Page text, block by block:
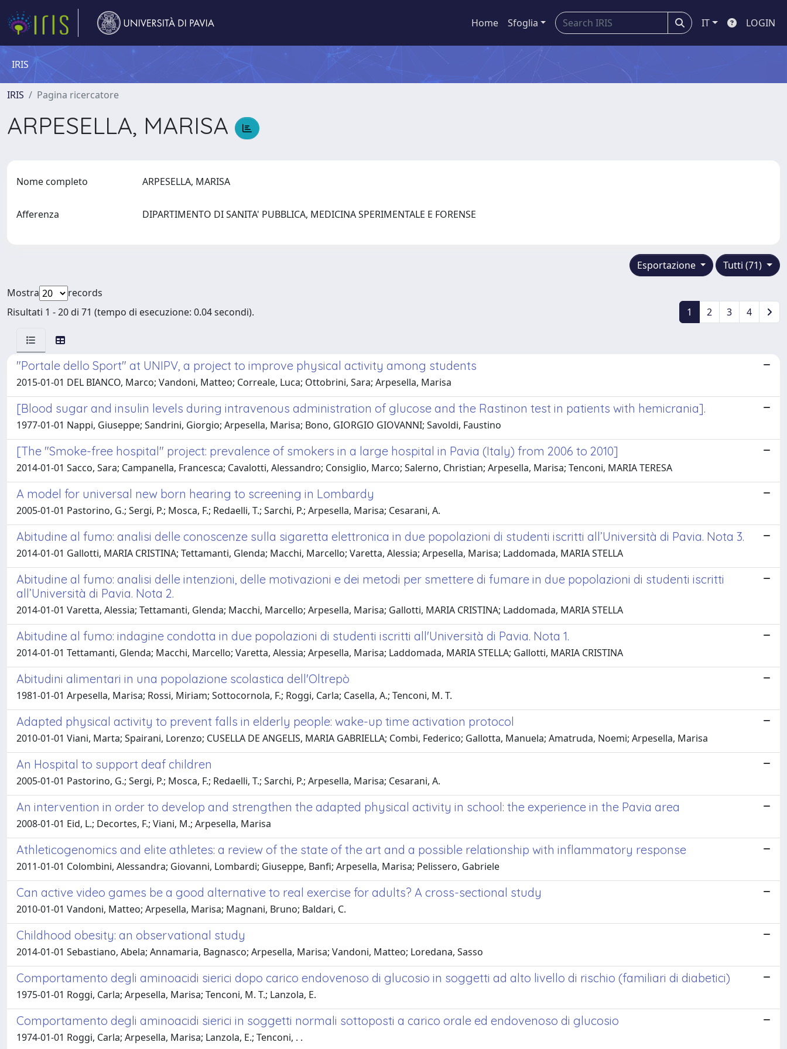
Home Sfoglia IT LOGIN
IRIS
IRIS Pagina ricercatore
ARPESELLA, MARISA
Nome completo ARPESELLA, MARISA
Afferenza DIPARTIMENTO DI SANITA' PUBBLICA, MEDICINA SPERIMENTALE E FORENSE
Tutti (71)
Esportazione
Mostra
records
Risultati 1 - 20 di 71 (tempo di esecuzione: 0.04 secondi).
1 2 3 4
"Portale dello Sport" at UNIPV, a project to improve physical activity among students
2015-01-01 DEL BIANCO, Marco; Vandoni, Matteo; Correale, Luca; Ottobrini, Sara; Arpesella, Marisa
[Blood sugar and insulin levels during intravenous administration of glucose and the Rastinon test in patients with hemicrania].
1977-01-01 Nappi, Giuseppe; Sandrini, Giorgio; Arpesella, Marisa; Bono, GIORGIO GIOVANNI; Savoldi, Faustino
[The "Smoke-free hospital" project: prevalence of smokers in a large hospital in Pavia (Italy) from 2006 to 2010]
2014-01-01 Sacco, Sara; Campanella, Francesca; Cavalotti, Alessandro; Consiglio, Marco; Salerno, Christian; Arpesella, Marisa; Tenconi, MARIA TERESA
A model for universal new born hearing to screening in Lombardy
2005-01-01 Pastorino, G.; Sergi, P.; Mosca, F.; Redaelli, T.; Sarchi, P.; Arpesella, Marisa; Cesarani, A.
Abitudine al fumo: analisi delle conoscenze sulla sigaretta elettronica in due popolazioni di studenti iscritti all’Università di Pavia. Nota 3.
2014-01-01 Gallotti, MARIA CRISTINA; Tettamanti, Glenda; Macchi, Marcello; Varetta, Alessia; Arpesella, Marisa; Laddomada, MARIA STELLA
Abitudine al fumo: analisi delle intenzioni, delle motivazioni e dei metodi per smettere di fumare in due popolazioni di studenti iscritti
all’Università di Pavia. Nota 2.
2014-01-01 Varetta, Alessia; Tettamanti, Glenda; Macchi, Marcello; Arpesella, Marisa; Gallotti, MARIA CRISTINA; Laddomada, MARIA STELLA
Abitudine al fumo: indagine condotta in due popolazioni di studenti iscritti all'Università di Pavia. Nota 1.
2014-01-01 Tettamanti, Glenda; Macchi, Marcello; Varetta, Alessia; Arpesella, Marisa; Laddomada, MARIA STELLA; Gallotti, MARIA CRISTINA
Abitudini alimentari in una popolazione scolastica dell'Oltrepò
1981-01-01 Arpesella, Marisa; Rossi, Miriam; Sottocornola, F.; Roggi, Carla; Casella, A.; Tenconi, M. T.
Adapted physical activity to prevent falls in elderly people: wake-up time activation protocol
2010-01-01 Viani, Marta; Spairani, Lorenzo; CUSELLA DE ANGELIS, MARIA GABRIELLA; Combi, Federico; Gallotta, Manuela; Amatruda, Noemi; Arpesella, Marisa
An Hospital to support deaf children
2005-01-01 Pastorino, G.; Sergi, P.; Mosca, F.; Redaelli, T.; Sarchi, P.; Arpesella, Marisa; Cesarani, A.
An intervention in order to develop and strengthen the adapted physical activity in school: the experience in the Pavia area
2008-01-01 Eid, L.; Decortes, F.; Viani, M.; Arpesella, Marisa
Athleticogenomics and elite athletes: a review of the state of the art and a possible relationship with inflammatory response
2011-01-01 Colombini, Alessandra; Giovanni, Lombardi; Giuseppe, Banfi; Arpesella, Marisa; Pelissero, Gabriele
Can active video games be a good alternative to real exercise for adults? A cross-sectional study
2010-01-01 Vandoni, Matteo; Arpesella, Marisa; Magnani, Bruno; Baldari, C.
Childhood obesity: an observational study
2014-01-01 Sebastiano, Abela; Annamaria, Bagnasco; Arpesella, Marisa; Vandoni, Matteo; Loredana, Sasso
Comportamento degli aminoacidi sierici dopo carico endovenoso di glucosio in soggetti ad alto livello di rischio (familiari di diabetici)
1975-01-01 Roggi, Carla; Arpesella, Marisa; Tenconi, M. T.; Lanzola, E.
Comportamento degli aminoacidi sierici in soggetti normali sottoposti a carico orale ed endovenoso di glucosio
1974-01-01 Roggi, Carla; Arpesella, Marisa; Lanzola, E.; Tenconi, . .